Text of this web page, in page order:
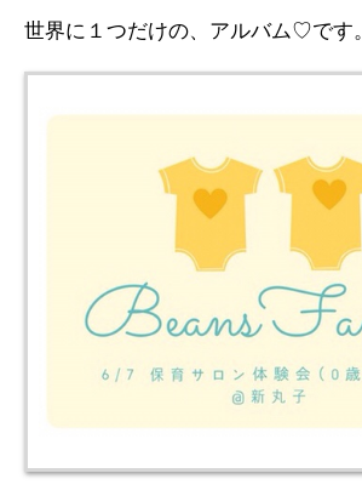
世界に１つだけの、アルバム♡です。